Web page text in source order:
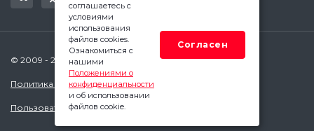
© 2009 - 2026 Квадратный Метр - Липецк
Политика конфиденциальности
Пользовательское соглашение
соглашаетесь с
условиями
использования
файлов cookies.
Ознакомиться с
нашими
Положениями о
конфиденциальности
и об использовании
файлов cookie.
Согласен